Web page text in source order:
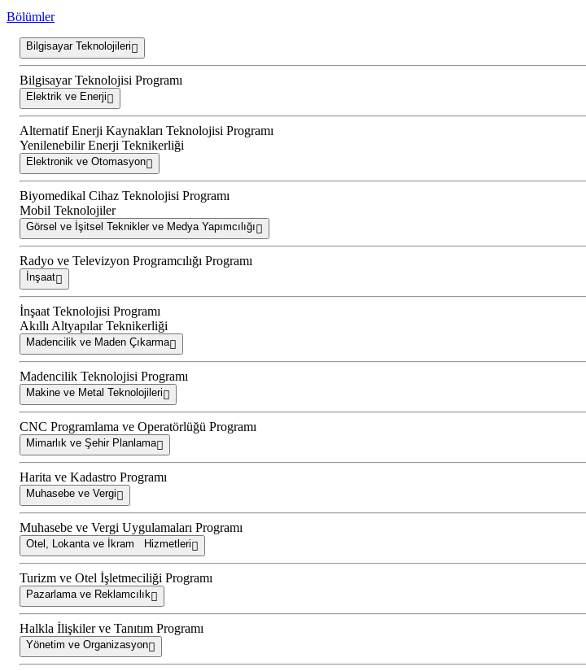
Bölümler
Bilgisayar Teknolojileri
Bilgisayar Teknolojisi Programı
Elektrik ve Enerji
Alternatif Enerji Kaynakları Teknolojisi Programı
Yenilenebilir Enerji Teknikerliği
Elektronik ve Otomasyon
Biyomedikal Cihaz Teknolojisi Programı
Mobil Teknolojiler
Görsel ve İşitsel Teknikler ve Medya Yapımcılığı
Radyo ve Televizyon Programcılığı Programı
İnşaat
İnşaat Teknolojisi Programı
Akıllı Altyapılar Teknikerliği
Madencilik ve Maden Çıkarma
Madencilik Teknolojisi Programı
Makine ve Metal Teknolojileri
CNC Programlama ve Operatörlüğü Programı
Mimarlık ve Şehir Planlama
Harita ve Kadastro Programı
Muhasebe ve Vergi
Muhasebe ve Vergi Uygulamaları Programı
Otel, Lokanta ve İkram Hizmetleri
Turizm ve Otel İşletmeciliği Programı
Pazarlama ve Reklamcılık
Halkla İlişkiler ve Tanıtım Programı
Yönetim ve Organizasyon